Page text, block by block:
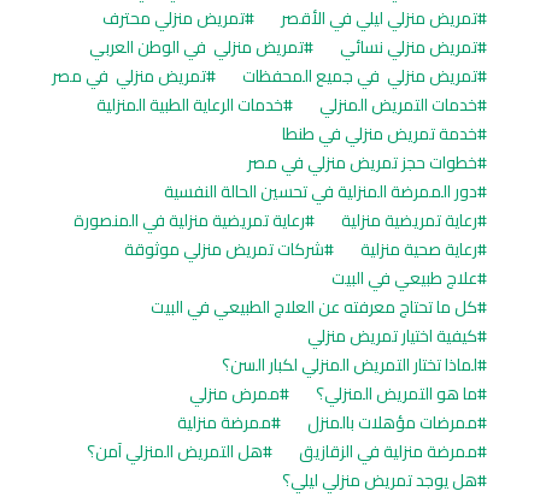
تمريض منزلي ليلي في الأقصر
تمريض منزلي محترف
تمريض منزلي نسائي
تمريض منزلي في الوطن العربي
تمريض منزلي في جميع المحفظات
تمريض منزلي في مصر
خدمات التمريض المنزلي
خدمات الرعاية الطبية المنزلية
خدمة تمريض منزلي في طنطا
خطوات حجز تمريض منزلي في مصر
دور الممرضة المنزلية في تحسين الحالة النفسية
رعاية تمريضية منزلية
رعاية تمريضية منزلية في المنصورة
رعاية صحية منزلية
شركات تمريض منزلي موثوقة
علاج طبيعي في البيت
كل ما تحتاج معرفته عن العلاج الطبيعي في البيت
كيفية اختيار تمريض منزلي
لماذا تختار التمريض المنزلي لكبار السن؟
ما هو التمريض المنزلي؟
ممرض منزلي
ممرضات مؤهلات بالمنزل
ممرضة منزلية
ممرضة منزلية في الزقازيق
هل التمريض المنزلي آمن؟
هل يوجد تمريض منزلي ليلي؟